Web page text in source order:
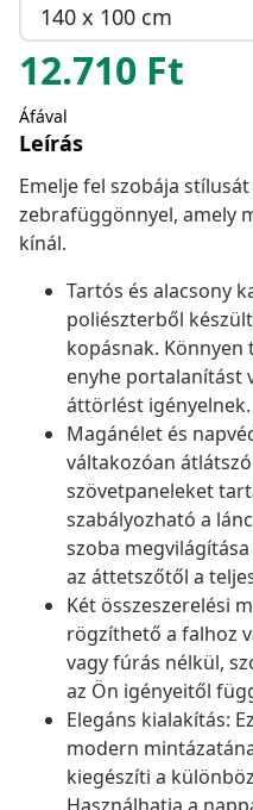
140 x 100 cm
12.710 Ft
Áfával
Leírás
Emelje fel szobája
zebrafüggönnyel, amely
kínál.
Tartós és alacsony
poliészterből
kopásnak.
enyhe portalanítást
áttörlést igényelnek.
Magánélet és
váltakozóan
szövetpaneleket
szabályozható a
szoba
az áttetszőtől a
Két összeszerelési
rögzíthető a falhoz
vagy fúrás nélkül,
az Ön igényeitől
Elegáns kialakítás:
modern
kiegészíti a